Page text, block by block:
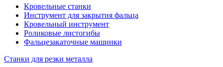
Кровельные станки
Инструмент для закрытия фальца
Кровельный инструмент
Роликовые листогибы
Фальцезакаточные машинки
Станки для резки металла